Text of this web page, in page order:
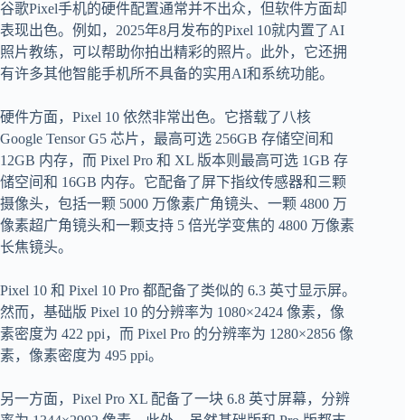
谷歌Pixel手机的硬件配置通常并不出众，但软件方面却
表现出色。例如，2025年8月发布的Pixel 10就内置了AI
照片教练，可以帮助你拍出精彩的照片。此外，它还拥
有许多其他智能手机所不具备的实用AI和系统功能。
硬件方面，Pixel 10 依然非常出色。它搭载了八核
Google Tensor G5 芯片，最高可选 256GB 存储空间和
12GB 内存，而 Pixel Pro 和 XL 版本则最高可选 1GB 存
储空间和 16GB 内存。它配备了屏下指纹传感器和三颗
摄像头，包括一颗 5000 万像素广角镜头、一颗 4800 万
像素超广角镜头和一颗支持 5 倍光学变焦的 4800 万像素
长焦镜头。
Pixel 10 和 Pixel 10 Pro 都配备了类似的 6.3 英寸显示屏。
然而，基础版 Pixel 10 的分辨率为 1080×2424 像素，像
素密度为 422 ppi，而 Pixel Pro 的分辨率为 1280×2856 像
素，像素密度为 495 ppi。
另一方面，Pixel Pro XL 配备了一块 6.8 英寸屏幕，分辨